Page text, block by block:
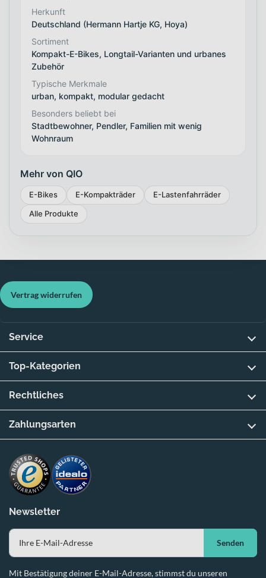
Herkunft
Deutschland (Hermann Hartje KG, Hoya)
Sortiment
Kompakt-E-Bikes, Longtail-Varianten und urbanes
Zubehör
Typische Merkmale
urban, kompakt, modular gedacht
Besonders beliebt bei
Stadtbewohner, Pendler, Familien mit wenig
Wohnraum
Mehr von QIO
E-Bikes E-Kompakträder
E-Lastenfahrräder
Alle Produkte
Newsletter
Senden
Mit Bestätigung deiner E-Mail-Adresse, stimmst du unseren
Vertrag widerrufen
Service
Top-Kategorien
Rechtliches
Zahlungsarten